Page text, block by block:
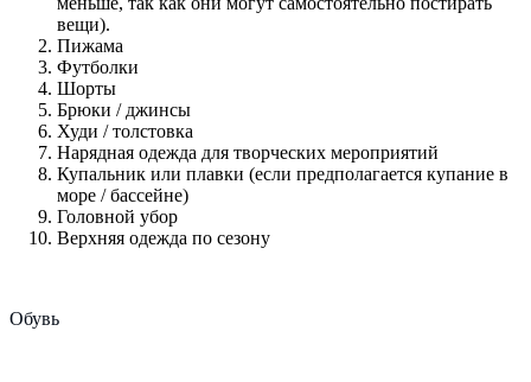
вещи).
Пижама
Футболки
Шорты
Брюки / джинсы
Худи / толстовка
Нарядная одежда для творческих мероприятий
Купальник или плавки (если предполагается купание в
море / бассейне)
Головной убор
Верхняя одежда по сезону
Обувь